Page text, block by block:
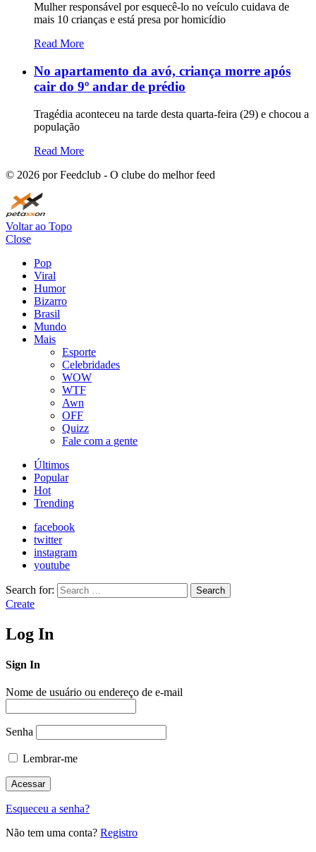
Mulher responsável por esquecê-lo no veículo cuidava de
mais 10 crianças e está presa por homicídio
Read More
No apartamento da avó, criança morre após
cair do 9º andar de prédio
Tragédia aconteceu na tarde desta quarta-feira (29) e chocou a
população
Read More
© 2026 por Feedclub - O clube do melhor feed
Voltar ao Topo
Close
Pop
Viral
Humor
Bizarro
Brasil
Mundo
Mais
Esporte
Celebridades
WOW
WTF
Awn
OFF
Quizz
Fale com a gente
Últimos
Popular
Hot
Trending
facebook
twitter
instagram
youtube
Search for: Search
Create
Log In
Sign In
Nome de usuário ou endereço de e-mail
Senha
Lembrar-me
Esqueceu a senha?
Não tem uma conta? Registro